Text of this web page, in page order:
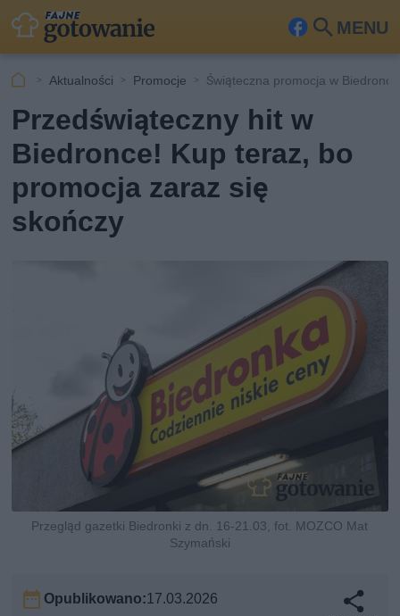
MENU
Fa
ook
Szu
kaj
Aktualności Promocje Świąteczna promocja w Biedronce
Przedświąteczny hit w
Biedronce! Kup teraz, bo
promocja zaraz się
skończy
Przegląd gazetki Biedronki z dn. 16-21.03, fot. MOZCO Mat
Szymański
Opublikowano:17.03.2026